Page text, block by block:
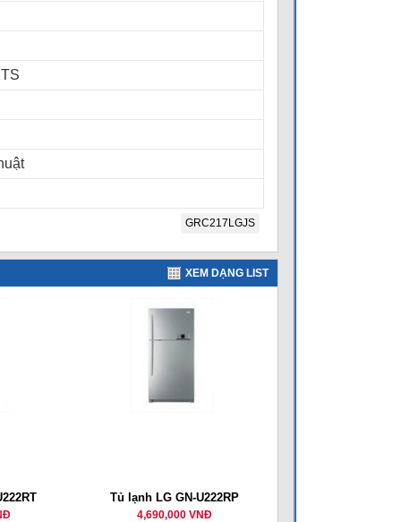
GRC217LGJS
XEM DẠNG LIST
Tủ lạnh LG GN-U222RP
4,690,000 VNĐ